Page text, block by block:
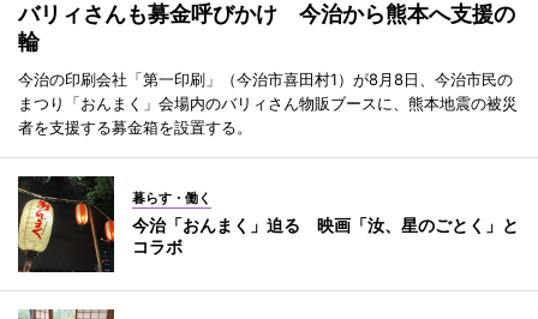
バリィさんも募金呼びかけ 今治から熊本へ支援の
輪
今治の印刷会社「第一印刷」（今治市喜田村1）が8月8日、今治市民の
まつり「おんまく」会場内のバリィさん物販ブースに、熊本地震の被災
者を支援する募金箱を設置する。
暮らす・働く
今治「おんまく」迫る 映画「汝、星のごとく」と
コラボ